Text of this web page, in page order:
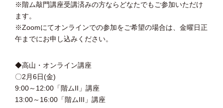
※階ム敲門講座受講済みの方ならどなたでもご参加いただけ
ます。
※Zoomにてオンラインでの参加をご希望の場合は、金曜日正
午までにお申し込みください。
◆高山・オンライン講座
〇2月6日(金)
9:00～12:00「階ムII」講座
13:00～16:00「階ムIII」講座